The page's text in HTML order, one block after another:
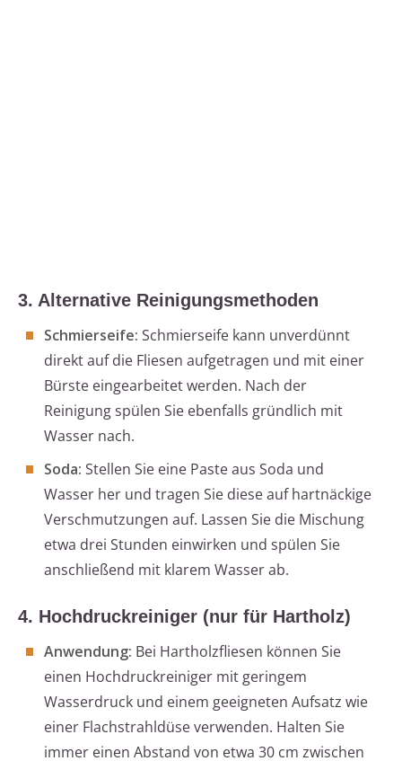
3. Alternative Reinigungsmethoden
Schmierseife: Schmierseife kann unverdünnt
direkt auf die Fliesen aufgetragen und mit einer
Bürste eingearbeitet werden. Nach der
Reinigung spülen Sie ebenfalls gründlich mit
Wasser nach.
Soda: Stellen Sie eine Paste aus Soda und
Wasser her und tragen Sie diese auf hartnäckige
Verschmutzungen auf. Lassen Sie die Mischung
etwa drei Stunden einwirken und spülen Sie
anschließend mit klarem Wasser ab.
4. Hochdruckreiniger (nur für Hartholz)
Anwendung: Bei Hartholzfliesen können Sie
einen Hochdruckreiniger mit geringem
Wasserdruck und einem geeigneten Aufsatz wie
einer Flachstrahldüse verwenden. Halten Sie
immer einen Abstand von etwa 30 cm zwischen